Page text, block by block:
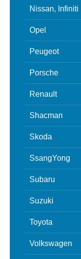
Nissan, Infiniti
Opel
Peugeot
Porsche
Renault
Shacman
Skoda
SsangYong
Subaru
Suzuki
Toyota
Volkswagen